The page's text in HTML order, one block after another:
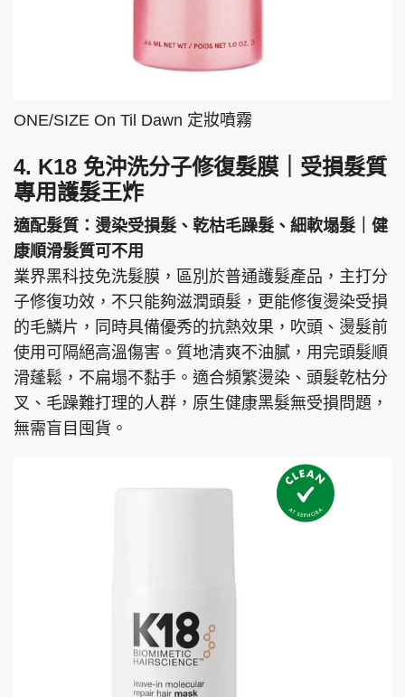
ONE/SIZE On Til Dawn 定妝噴霧
4. K18 免沖洗分子修復髮膜｜受損髮質
專用護髮王炸
適配髮質：燙染受損髮、乾枯毛躁髮、細軟塌髮｜健
康順滑髮質可不用
業界黑科技免洗髮膜，區別於普通護髮產品，主打分
子修復功效，不只能夠滋潤頭髮，更能修復燙染受損
的毛鱗片，同時具備優秀的抗熱效果，吹頭、燙髮前
使用可隔絕高溫傷害。質地清爽不油膩，用完頭髮順
滑蓬鬆，不扁塌不黏手。適合頻繁燙染、頭髮乾枯分
叉、毛躁難打理的人群，原生健康黑髮無受損問題，
無需盲目囤貨。